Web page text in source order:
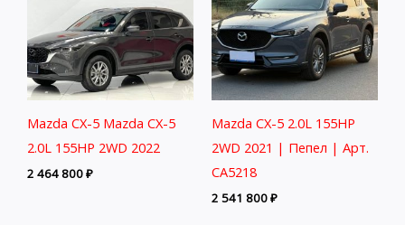
Mazda CX-5 Mazda CX-5
2.0L 155HP 2WD 2022
2 464 800₽
Mazda CX-5 2.0L 155HP
2WD 2021 | Пепел | Арт.
CA5218
2 541 800₽